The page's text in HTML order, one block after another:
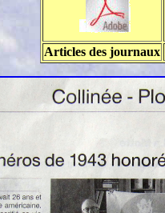
Articles des journaux